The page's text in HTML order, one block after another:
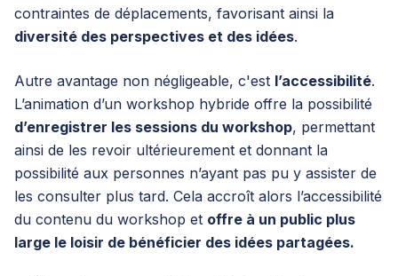
contraintes de déplacements, favorisant ainsi la
diversité des perspectives et des idées.
Autre avantage non négligeable, c'est l’accessibilité.
L’animation d’un workshop hybride offre la possibilité
d’enregistrer les sessions du workshop, permettant
ainsi de les revoir ultérieurement et donnant la
possibilité aux personnes n’ayant pas pu y assister de
les consulter plus tard. Cela accroît alors l’accessibilité
du contenu du workshop et offre à un public plus
large le loisir de bénéficier des idées partagées.